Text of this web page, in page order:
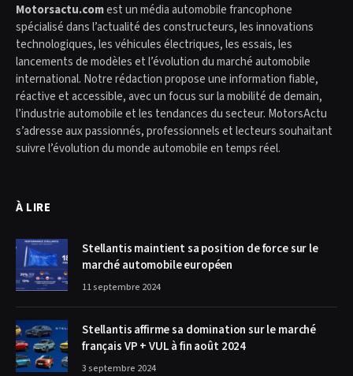
Motorsactu.comest un média automobile francophone
spécialisé dans l’actualité des constructeurs, les innovations
technologiques, les véhicules électriques, les essais, les
lancements de modèles et l’évolution du marché automobile
international. Notre rédaction propose une information fiable,
réactive et accessible, avec un focus sur la mobilité de demain,
l’industrie automobile et les tendances du secteur. MotorsActu
s’adresse aux passionnés, professionnels et lecteurs souhaitant
suivre l’évolution du monde automobile en temps réel.
À LIRE
Stellantis maintient sa position de force sur le
marché automobile européen
11 septembre 2024
Stellantis affirme sa domination sur le marché
français VP + VUL à fin août 2024
3 septembre 2024